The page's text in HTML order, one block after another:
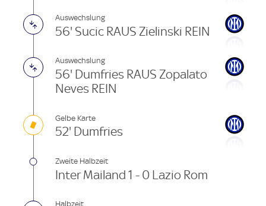
Auswechslung
56' Sucic RAUS Zielinski REIN
Auswechslung
56' Dumfries RAUS Zopalato
Neves REIN
Gelbe Karte
52' Dumfries
Zweite Halbzeit
Inter Mailand 1 - 0 Lazio Rom
Halbzeit